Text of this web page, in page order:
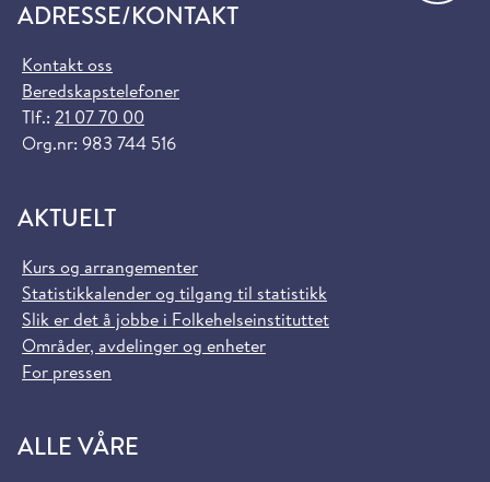
ADRESSE/KONTAKT
Kontakt oss
Beredskapstelefoner
Tlf.: 21 07 70 00
Org.nr: 983 744 516
AKTUELT
Kurs og arrangementer
Statistikkalender og tilgang til statistikk
Slik er det å jobbe i Folkehelseinstituttet
Områder, avdelinger og enheter
For pressen
ALLE VÅRE